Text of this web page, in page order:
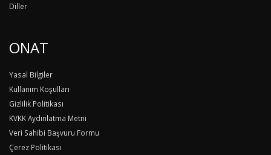
Diller
ONAT
Yasal Bilgiler
Kullanım Koşulları
Gizlilik Politikası
KVKK Aydınlatma Metni
Veri Sahibi Başvuru Formu
Çerez Politikası